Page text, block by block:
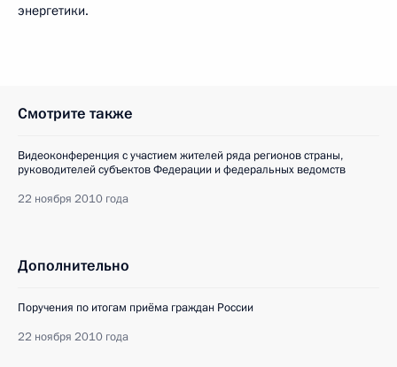
энергетики.
Смотрите также
Видеоконференция с участием жителей ряда регионов страны,
руководителей субъектов Федерации и федеральных ведомств
22 ноября 2010 года
Дополнительно
Поручения по итогам приёма граждан России
22 ноября 2010 года